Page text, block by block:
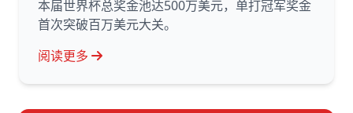
本届世界杯总奖金池达500万美元，单打冠军奖金
首次突破百万美元大关。
阅读更多